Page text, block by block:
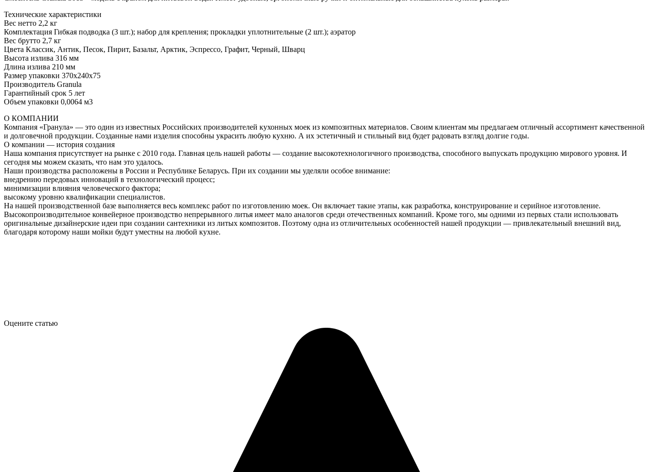
Технические характеристики
Вес нетто 2,2 кг
Комплектация Гибкая подводка (3 шт.); набор для крепления; прокладки уплотнительные (2 шт.); аэратор
Вес брутто 2,7 кг
Цвета Классик, Антик, Песок, Пирит, Базальт, Арктик, Эспрессо, Графит, Черный, Шварц
Высота излива 316 мм
Длина излива 210 мм
Размер упаковки 370x240x75
Производитель Granula
Гарантийный срок 5 лет
Объем упаковки 0,0064 м3
О КОМПАНИИ
Компания «Гранула» — это один из известных Российских производителей кухонных моек из композитных материалов. Своим клиентам мы предлагаем отличный ассортимент качественной
и долговечной продукции. Созданные нами изделия способны украсить любую кухню. А их эстетичный и стильный вид будет радовать взгляд долгие годы.
О компании — история создания
Наша компания присутствует на рынке с 2010 года. Главная цель нашей работы — создание высокотехнологичного производства, способного выпускать продукцию мирового уровня. И
сегодня мы можем сказать, что нам это удалось.
Наши производства расположены в России и Республике Беларусь. При их создании мы уделяли особое внимание:
внедрению передовых инноваций в технологический процесс;
минимизации влияния человеческого фактора;
высокому уровню квалификации специалистов.
На нашей производственной базе выполняется весь комплекс работ по изготовлению моек. Он включает такие этапы, как разработка, конструирование и серийное изготовление.
Высокопроизводительное конвейерное производство непрерывного литья имеет мало аналогов среди отечественных компаний. Кроме того, мы одними из первых стали использовать
оригинальные дизайнерские идеи при создании сантехники из литых композитов. Поэтому одна из отличительных особенностей нашей продукции — привлекательный внешний вид,
благодаря которому наши мойки будут уместны на любой кухне.
Оцените статью